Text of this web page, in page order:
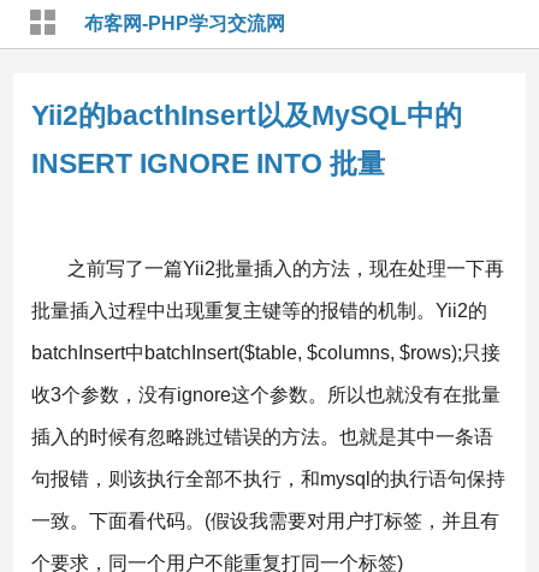
布客网-PHP学习交流网
Yii2的bacthInsert以及MySQL中的
INSERT IGNORE INTO 批量
之前写了一篇Yii2批量插入的方法，现在处理一下再
批量插入过程中出现重复主键等的报错的机制。Yii2的
batchInsert中batchInsert($table, $columns, $rows);只接
收3个参数，没有ignore这个参数。所以也就没有在批量
插入的时候有忽略跳过错误的方法。也就是其中一条语
句报错，则该执行全部不执行，和mysql的执行语句保持
一致。下面看代码。(假设我需要对用户打标签，并且有
个要求，同一个用户不能重复打同一个标签)